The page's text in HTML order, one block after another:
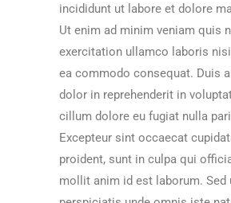
incididunt ut labore et dolore
Ut enim ad minim veniam quis
exercitation ullamco laboris
ea commodo consequat. Duis
dolor in reprehenderit in
cillum dolore eu fugiat nulla
Excepteur sint occaecat
proident, sunt in culpa qui
mollit anim id est laborum. Sed